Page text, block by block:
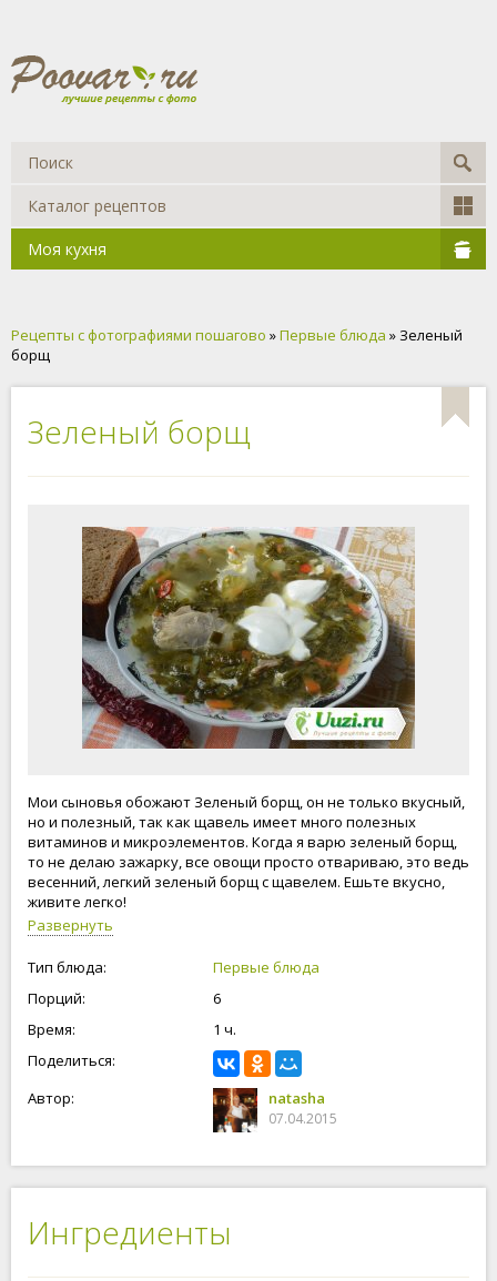
Каталог рецептов
Моя кухня
Рецепты с фотографиями пошагово »Первые блюда » Зеленый
борщ
Зеленый борщ
Мои сыновья обожают Зеленый борщ, он не только вкусный,
но и полезный, так как щавель имеет много полезных
витаминов и микроэлементов. Когда я варю зеленый борщ,
то не делаю зажарку, все овощи просто отвариваю, это ведь
весенний, легкий зеленый борщ с щавелем. Ешьте вкусно,
живите легко!
Развернуть
Тип блюда:
Первые блюда
Порций:
6
Время:
1 ч.
Поделиться:
Автор:
natasha
07.04.2015
Ингредиенты